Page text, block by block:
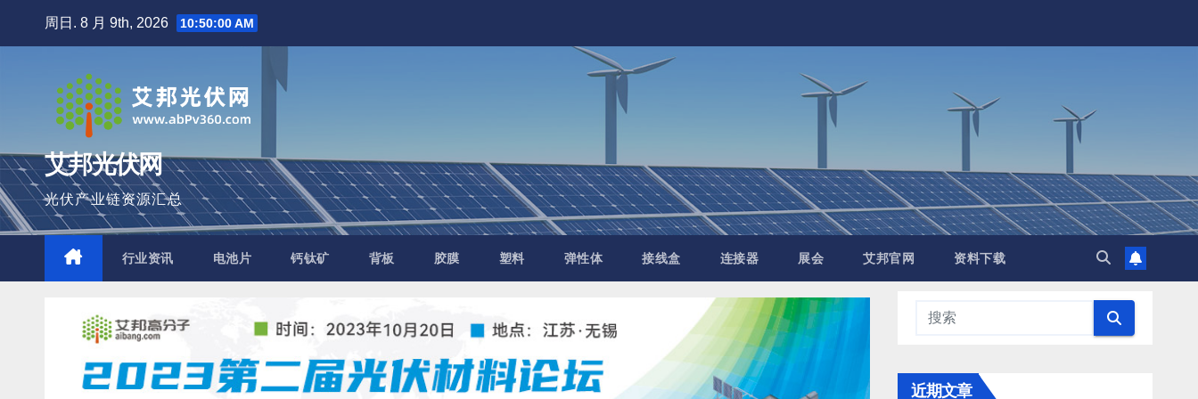
周日. 8 月 9th, 2026 10:50:02 AM
艾邦光伏网
光伏产业链资源汇总
行业资讯 电池片 钙钛矿 背板 胶膜 塑料 弹性体 接线盒 连接器 展会 艾邦官网 资料下载
近期文章